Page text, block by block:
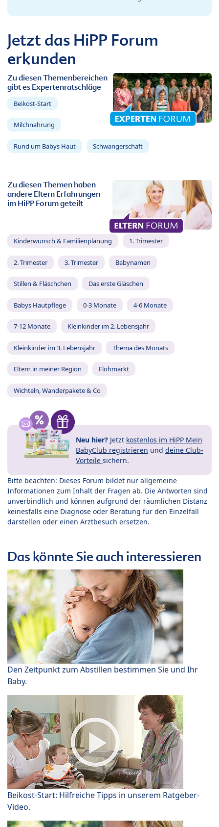
Jetzt das HiPP Forum
erkunden
Zu diesen Themenbereichen
gibt es Expertenratschläge
Beikost-Start
Milchnahrung
Rund um Babys Haut Schwangerschaft
Zu diesen Themen haben
andere Eltern Erfahrungen
im HiPP Forum geteilt
Kinderwunsch & Familienplanung 1. Trimester
2. Trimester 3. Trimester Babynamen
Stillen & Fläschchen Das erste Gläschen
Babys Hautpflege 0-3 Monate 4-6 Monate
7-12 Monate Kleinkinder im 2. Lebensjahr
Kleinkinder im 3. Lebensjahr Thema des Monats
Eltern in meiner Region Flohmarkt
Wichteln, Wanderpakete & Co
Neu hier? Jetzt kostenlos im HiPP Mein
BabyClub registrieren und deine Club-
Vorteile sichern.
Bitte beachten: Dieses Forum bildet nur allgemeine
Informationen zum Inhalt der Fragen ab. Die Antworten sind
unverbindlich und können aufgrund der räumlichen Distanz
keinesfalls eine Diagnose oder Beratung für den Einzelfall
darstellen oder einen Arztbesuch ersetzen.
Das könnte Sie auch interessieren
Den Zeitpunkt zum Abstillen bestimmen Sie und Ihr
Baby.
Beikost-Start: Hilfreiche Tipps in unserem Ratgeber-
Video.